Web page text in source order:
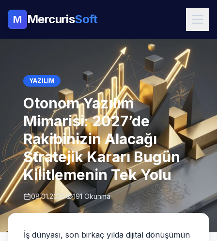
M MercurisSoft
YAZILIM
Otonom Yazılım
Mimarisi: 2027’de
Rakibinizin Alacağı
Stratejik Kararı Bugün
Kilitlemenin Tek Yolu
08.01.2025 191 Okunma
İş dünyası, son birkaç yılda dijital dönüşümün